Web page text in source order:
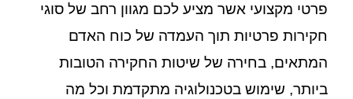
פרטי מקצועי אשר מציע לכם מגוון רחב של סוגי
חקירות פרטיות תוך העמדה של כוח האדם
המתאים, בחירה של שיטות החקירה הטובות
ביותר, שימוש בטכנולוגיה מתקדמת וכל מה